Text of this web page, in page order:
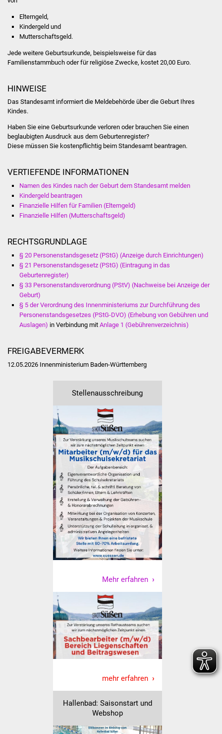
Ärzte und Apotheken
Hitzewarnung / UV-
ÖPNV
Kultur & Freizeit
Hallenbad
Stadtarchiv
Zehntscheuer
Kulturhalle
Vereine und Parteien
Selbsteintrag Vereine
Beirat Süßener Vereine
Sportanlagen
Tourismus
Erlebnisregion
Route der
Industriekultur
Lebenslagen
Stadtseniorenrat
Sommerwochen für
Ältere
Elterngeld,
Kindergeld und
Mutterschaftsgeld.
Jede weitere Geburtsurkunde, beispielsweise für das
Familienstammbuch oder für religiöse Zwecke, kostet 20,00 Euro.
HINWEISE
Das Standesamt informiert die Meldebehörde über die Geburt Ihres
Kindes.
Haben Sie eine Geburtsurkunde verloren oder brauchen Sie einen
beglaubigten Ausdruck aus dem Geburtenregister?
Diese müssen Sie kostenpflichtig beim Standesamt beantragen.
VERTIEFENDE INFORMATIONEN
Namen des Kindes nach der Geburt dem Standesamt melden
Kindergeld beantragen
Finanzielle Hilfen für Familien (Elterngeld)
Finanzielle Hilfen (Mutterschaftsgeld)
RECHTSGRUNDLAGE
§ 20 Personenstandsgesetz (PStG) (Anzeige durch Einrichtungen)
§ 21 Personenstandsgesetz (PStG) (Eintragung in das
Geburtenregister)
§ 33 Personenstandsverordnung (PStV) (Nachweise bei Anzeige der
Geburt)
§ 5 der Verordnung des Innenministeriums zur Durchführung des
Personenstandsgesetzes (PStG-DVO) (Erhebung von Gebühren und
Auslagen) in Verbindung mit Anlage 1 (Gebührenverzeichnis)
FREIGABEVERMERK
12.05.2026 Innenministerium Baden-Württemberg
Stellenausschreibung
Mehr erfahren
mehr erfahren
Hallenbad: Saisonstart und
Webshop